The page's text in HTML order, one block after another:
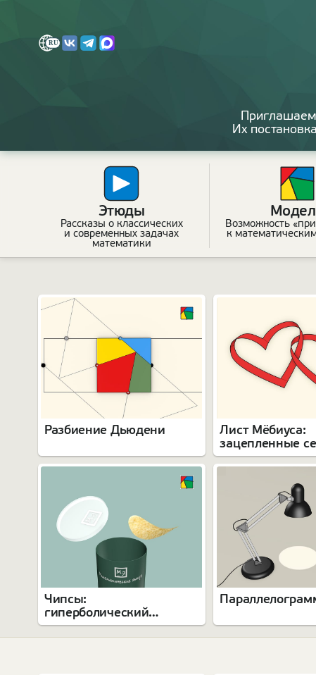
Их
Этюды
Рассказы о классических
и современных задачах
математики
Возможность
к
Разбиение Дьюдени
Лист Мёбиуса:
зацепленные
Чипсы:
гиперболический
параболоид